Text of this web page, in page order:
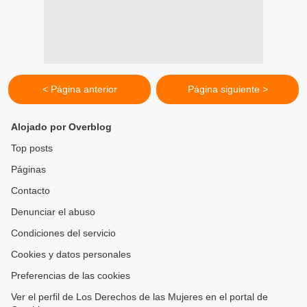
< Página anterior Página siguiente >
Alojado por Overblog
Top posts
Páginas
Contacto
Denunciar el abuso
Condiciones del servicio
Cookies y datos personales
Preferencias de las cookies
Ver el perfil de Los Derechos de las Mujeres en el portal de